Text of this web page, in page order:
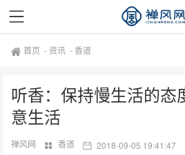
首页 - 资讯 -香道
听香：保持慢生活的态
意生活
禅风网 香道 2018-09-05 19:41:47